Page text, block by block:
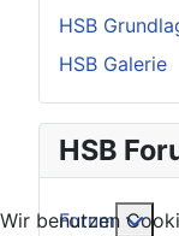
HSB
HSB Galerie
HSB
Forum
Wir benutzen